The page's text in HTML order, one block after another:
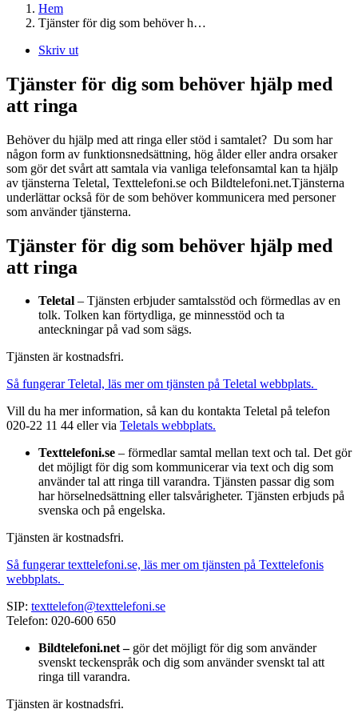
Hem
Tjänster för dig som behöver h…
Skriv ut
Tjänster för dig som behöver hjälp med
att ringa
Behöver du hjälp med att ringa eller stöd i samtalet? Du som har
någon form av funktionsnedsättning, hög ålder eller andra orsaker
som gör det svårt att samtala via vanliga telefonsamtal kan ta hjälp
av tjänsterna Teletal, Texttelefoni.se och Bildtelefoni.net.Tjänsterna
underlättar också för de som behöver kommunicera med personer
som använder tjänsterna.
Tjänster för dig som behöver hjälp med
att ringa
Teletal – Tjänsten erbjuder samtalsstöd och förmedlas av en
tolk. Tolken kan förtydliga, ge minnesstöd och ta
anteckningar på vad som sägs.
Tjänsten är kostnadsfri.
Så fungerar Teletal, läs mer om tjänsten på Teletal webbplats.
Vill du ha mer information, så kan du kontakta Teletal på telefon
020-22 11 44 eller via Teletals webbplats.
Texttelefoni.se – förmedlar samtal mellan text och tal. Det gör
det möjligt för dig som kommunicerar via text och dig som
använder tal att ringa till varandra. Tjänsten passar dig som
har hörselnedsättning eller talsvårigheter. Tjänsten erbjuds på
svenska och på engelska.
Tjänsten är kostnadsfri.
Så fungerar texttelefoni.se, läs mer om tjänsten på Texttelefonis
webbplats.
SIP: texttelefon@texttelefoni.se
Telefon: 020-600 650
Bildtelefoni.net –gör det möjligt för dig som använder
svenskt teckenspråk och dig som använder svenskt tal att
ringa till varandra.
Tjänsten är kostnadsfri.